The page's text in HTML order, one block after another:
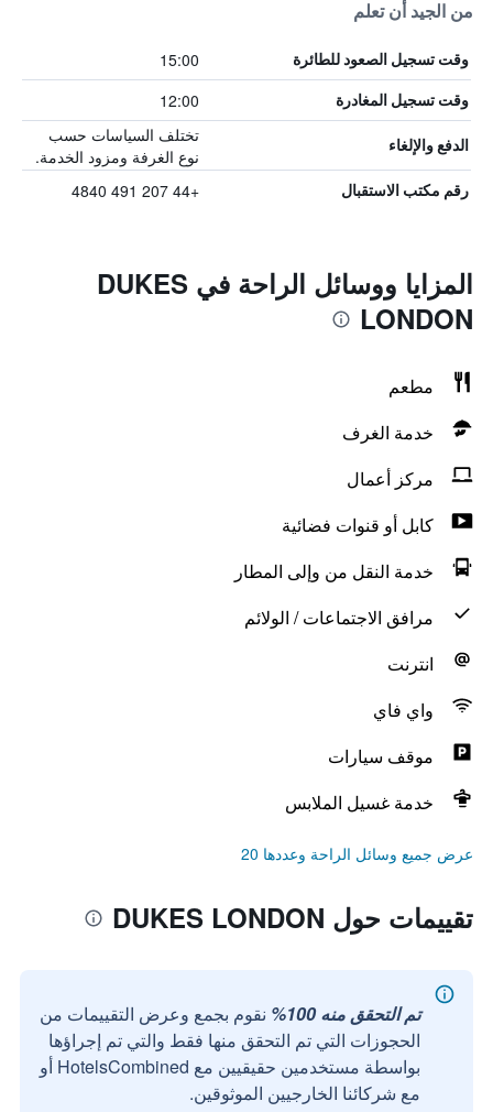
من الجيد أن تعلم
وقت تسجيل الصعود للطائرة 15:00
وقت تسجيل المغادرة 12:00
الدفع والإلغاء
تختلف السياسات حسب
نوع الغرفة ومزود الخدمة.
رقم مكتب الاستقبال +44 207 491 4840
المزايا ووسائل الراحة في DUKES
LONDON
مطعم
خدمة الغرف
مركز أعمال
كابل أو قنوات فضائية
خدمة النقل من وإلى المطار
مرافق الاجتماعات / الولائم
انترنت
واي فاي
موقف سيارات
خدمة غسيل الملابس
عرض جميع وسائل الراحة وعددها 20
تقييمات حول DUKES LONDON
تم التحقق منه 100%
نقوم بجمع وعرض التقييمات من
الحجوزات التي تم التحقق منها فقط والتي تم إجراؤها
بواسطة مستخدمين حقيقيين مع HotelsCombined أو
مع شركائنا الخارجيين الموثوقين.